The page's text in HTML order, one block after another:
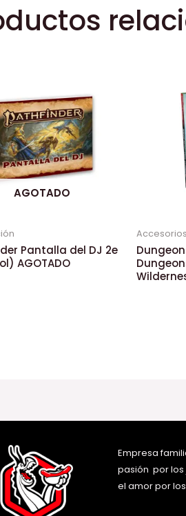
AGOTADO
Pantalla del DJ 2e
AGOTADO
Accesorios
Empresa
pasión por
el amor por